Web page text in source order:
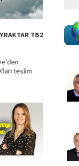
TB2
teslim